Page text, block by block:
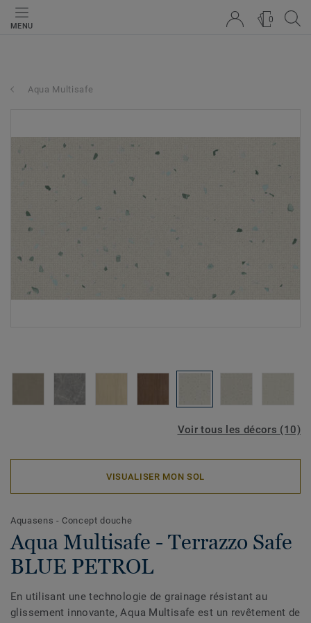
MENU
0
Aqua Multisafe
Voir tous les décors (10)
VISUALISER MON SOL
Aquasens - Concept douche
Aqua Multisafe - Terrazzo Safe
BLUE PETROL
En utilisant une technologie de grainage résistant au
glissement innovante, Aqua Multisafe est un revêtement de